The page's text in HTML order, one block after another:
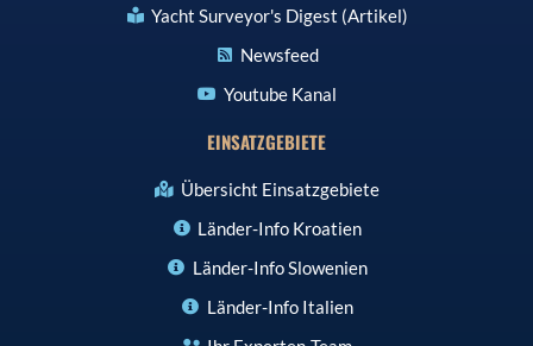
Yacht Surveyor's Digest (Artikel)
Newsfeed
Youtube Kanal
EINSATZGEBIETE
Übersicht Einsatzgebiete
Länder-Info Kroatien
Länder-Info Slowenien
Länder-Info Italien